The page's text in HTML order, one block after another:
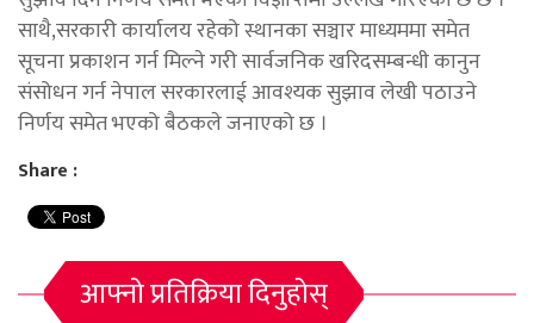
साथै,सरकारी कार्यालय रहेको स्थानका सञ्चार माध्यममा समेत
सूचना प्रकाशन गर्न मिल्ने गरी सार्वजनिक खरिदसम्बन्धी कानुन
संसोधन गर्न नेपाल सरकारलाई आवश्यक सुझाव लेखी पठाउने
निर्णय समेत भएको बैठकले जनाएको छ ।
Share :
आफ्नो प्रतिक्रिया दिनुहोस्